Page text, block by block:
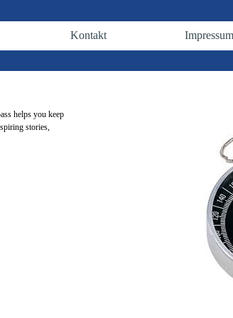
▼
Kontakt ▼
Impressum
helps you keep
stories,